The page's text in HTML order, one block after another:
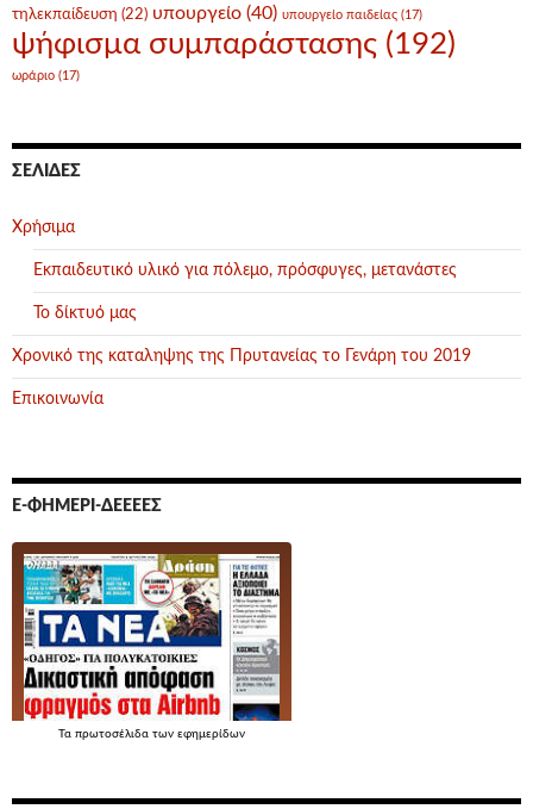
τηλεκπαίδευση (22) υπουργείο (40) υπουργείο παιδείας (17)
ψήφισμα συμπαράστασης (192)
ωράριο (17)
ΣΕΛΊΔΕΣ
Χρήσιμα
Εκπαιδευτικό υλικό για πόλεμο, πρόσφυγες, μετανάστες
Το δίκτυό μας
Χρονικό της καταληψης της Πρυτανείας το Γενάρη του 2019
Επικοινωνία
Ε-ΦΗΜΕΡΊ-ΔΕΕΕΕΣ
Τα πρωτοσέλιδα των εφημερίδων